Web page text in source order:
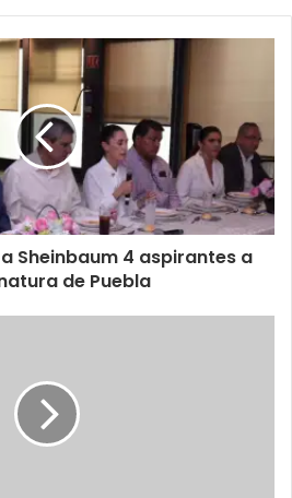
Sheinbaum 4 aspirantes a
de Puebla